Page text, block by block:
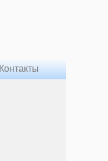
Контакты